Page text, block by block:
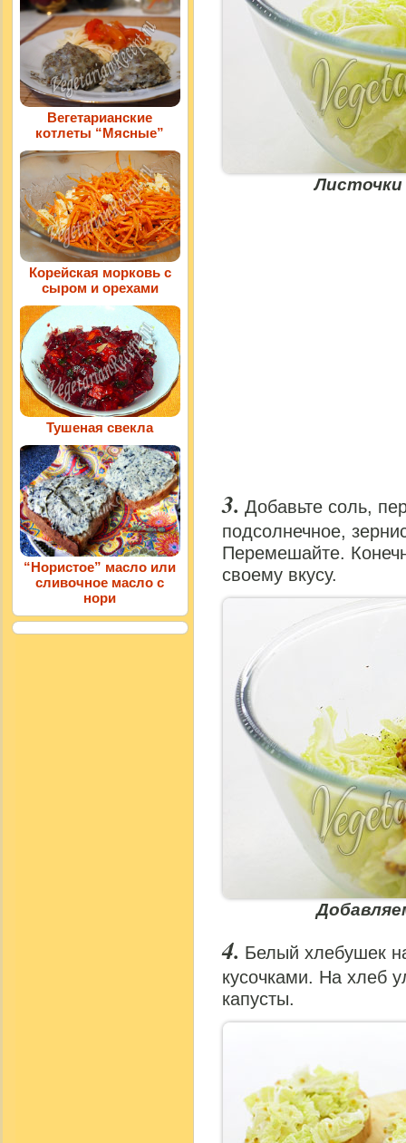
Листочки
Добавьте соль,
подсолнечное,
Перемешайте.
своему вкусу.
Белый хлебушек
кусочками. На хлеб
капусты.
Вегетарианские
котлеты “Мясные”
Корейская морковь с
сыром и орехами
Тушеная свекла
“Нористое” масло или
сливочное масло с
нори